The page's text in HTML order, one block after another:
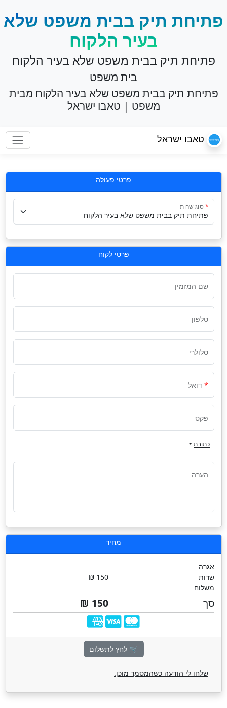
פתיחת תיק בבית משפט שלא
בעיר הלקוח
פתיחת תיק בבית משפט שלא בעיר הלקוח
בית משפט
פתיחת תיק בבית משפט שלא בעיר הלקוח מבית
משפט | טאבו ישראל
טאבו ישראל
פרטי פעולה
סוג שרות
פרטי לקוח
שם המזמין
טלפון
סלולרי
דואל
פקס
כתובת
הערה
מחיר
אגרה
שרות
150 ₪
משלוח
סך 150 ₪
🛒 לחץ לתשלום
שלחו לי הודעה כשהמסמך מוכן.